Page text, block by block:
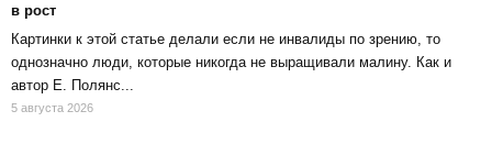
в рост
Картинки к этой статье делали если не инвалиды по зрению, то
однозначно люди, которые никогда не выращивали малину. Как и
автор Е. Полянс...
5 августа 2026